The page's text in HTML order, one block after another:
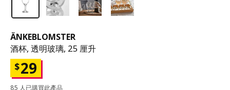
ÄNKEBLOMSTER
酒杯, 透明玻璃, 25 厘升
$29
85 人已購買此產品